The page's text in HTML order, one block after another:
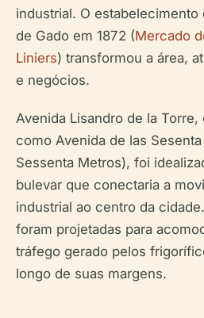
industrial. O
de Gado em 1872 (Mercado
Liniers) transformou a área,
e negócios.
Avenida Lisandro de la
como Avenida de las
Sessenta Metros), foi
bulevar que conectaria a
industrial ao centro da
foram projetadas para
tráfego gerado pelos
longo de suas margens.